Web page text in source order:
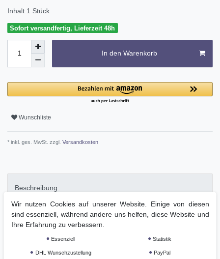
Inhalt 1 Stück
Sofort versandfertig, Lieferzeit 48h
In den Warenkorb
Wunschliste
* inkl. ges. MwSt. zzgl. Versandkosten
Beschreibung
Technische Daten
Wir nutzen Cookies auf unserer Website. Einige von diesen
sind essenziell, während andere uns helfen, diese Website und
Ihre Erfahrung zu verbessern.
Essenziell Statistik
DHL Wunschzustellung PayPal